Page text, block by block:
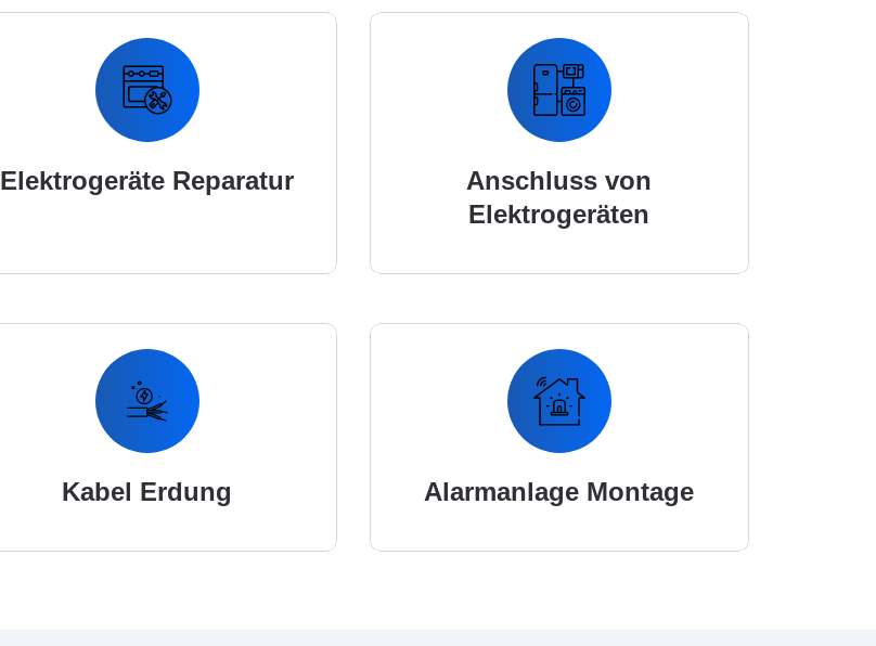
Elektrogeräte Reparatur
Anschluss von
Elektrogeräten
Kabel Erdung Alarmanlage Montage